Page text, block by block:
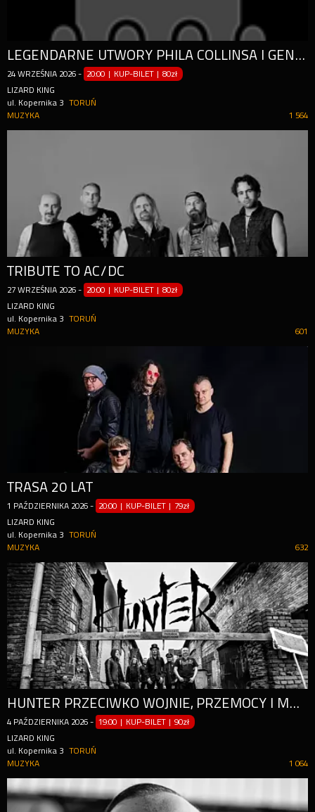
LEGENDARNE UTWORY PHILA COLLINSA I GENESIS
24 WRZEŚNIA 2026 - 20:00 | KUP-BILET |80zł
LIZARD KING
ul. Kopernika 3
TORUŃ
1 564
MUZYKA
TRIBUTE TO AC/DC
27 WRZEŚNIA 2026 - 20:00 | KUP-BILET |80zł
LIZARD KING
ul. Kopernika 3
TORUŃ
601
MUZYKA
TRASA 20 LAT
1 PAŹDZIERNIKA 2026 - 20:00 | KUP-BILET | 79zł
LIZARD KING
ul. Kopernika 3
TORUŃ
632
MUZYKA
HUNTER PRZECIWKO WOJNIE, PRZEMOCY I MANIPULACJI VOL 2
4 PAŹDZIERNIKA 2026 - 19:00 | KUP-BILET |90zł
LIZARD KING
ul. Kopernika 3
TORUŃ
1 064
MUZYKA